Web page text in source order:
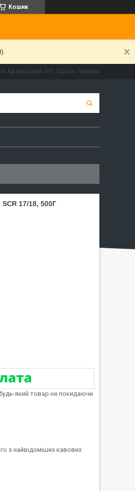
Кошик
Афанасьєва 3/5, Одеса, Україна
17/18, 500Г
який товар не покидаючи
з найвідоміших кавових